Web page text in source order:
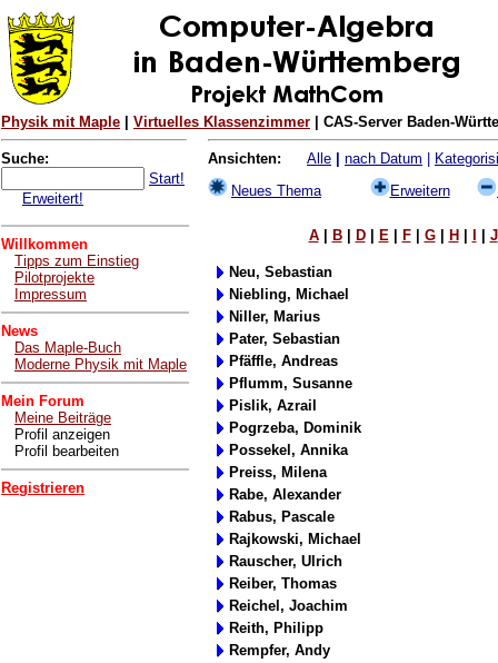
Physik mit Maple Virtuelles Klassenzimmer | CAS-Server Baden-
Suche:
Start!
Erweitert!
Willkommen
Tipps zum Einstieg
Pilotprojekte
Impressum
News
Das Maple-Buch
Moderne Physik mit Maple
Mein Forum
Meine Beiträge
Profil anzeigen
Profil bearbeiten
Registrieren
Ansichten: Alle nach Datum
Neues Thema
Erweitern
A| B| D| E| F| G| H J
Neu, Sebastian
Niebling, Michael
Niller, Marius
Pater, Sebastian
Pfäffle, Andreas
Pflumm, Susanne
Pislik, Azrail
Pogrzeba, Dominik
Possekel, Annika
Preiss, Milena
Rabe, Alexander
Rabus, Pascale
Rajkowski, Michael
Rauscher, Ulrich
Reiber, Thomas
Reichel, Joachim
Reith, Philipp
Rempfer, Andy